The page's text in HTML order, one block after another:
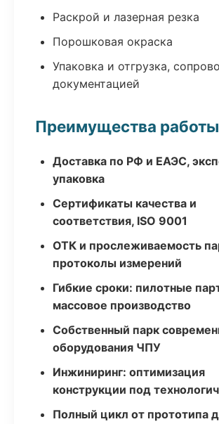
Раскрой и лазерная резка
Порошковая окраска
Упаковка и отгрузка,
документацией
Преимущества
Доставка по РФ и ЕАЭС,
упаковка
Сертификаты качества и
соответствия, ISO 9001
ОТК и прослеживаемость
протоколы измерений
Гибкие сроки: пилотные
массовое производство
Собственный парк
оборудования ЧПУ
Инжиниринг: оптимизация
конструкции под
Полный цикл от прототипа